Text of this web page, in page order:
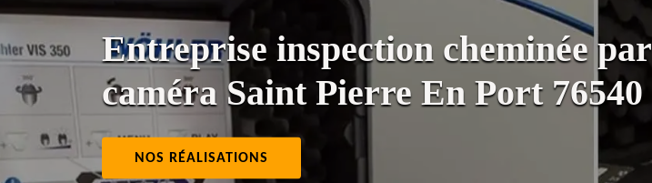
Entreprise inspection cheminée par
caméra Saint Pierre En Port 76540
NOS RÉALISATIONS